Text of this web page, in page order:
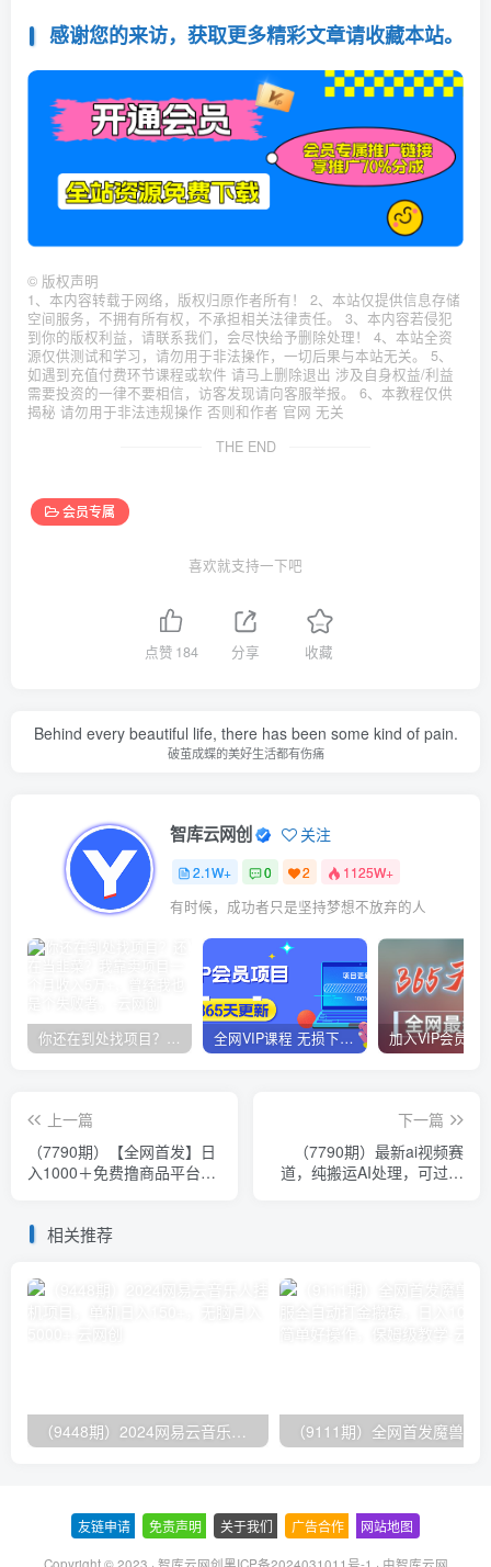
感谢您的来访，获取更多精彩文章请收藏本站。
© 版权声明
1、本内容转载于网络，版权归原作者所有！ 2、本站仅提供信息存储
空间服务，不拥有所有权，不承担相关法律责任。 3、本内容若侵犯
到你的版权利益，请联系我们，会尽快给予删除处理！ 4、本站全资
源仅供测试和学习，请勿用于非法操作，一切后果与本站无关。 5、
如遇到充值付费环节课程或软件 请马上删除退出 涉及自身权益/利益
需要投资的一律不要相信，访客发现请向客服举报。 6、本教程仅供
揭秘 请勿用于非法违规操作 否则和作者 官网 无关
THE END
会员专属
喜欢就支持一下吧
点赞 184 分享 收藏
Behind every beautiful life, there has been some kind of pain.
破茧成蝶的美好生活都有伤痛
智库云网创 关注
2.1W+ 0 2 1125W+
有时候，成功者只是坚持梦想不放弃的人
你还在到处找项目？还在当韭菜？我靠卖项目一个月收入5万+，曾经我也是个失败者。 全网VIP课程 无损下载~
上一篇
（7790期）【全网首发】日
入1000＋免费撸商品平台
下一篇
（7790期）最新ai视频赛
道，纯搬运AI处理，可过视
相关推荐
友链申请 免责声明 关于我们 广告合作 网站地图